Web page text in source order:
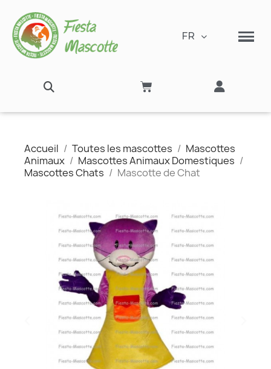
FR
Accueil Toutes les mascottes
Mascottes
Animaux
Mascottes Animaux Domestiques
Mascottes Chats
Mascotte de Chat